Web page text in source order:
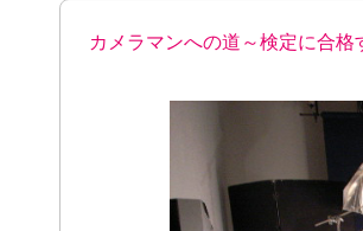
カメラマンへの道～検定に合